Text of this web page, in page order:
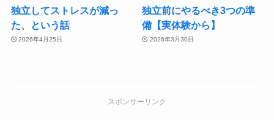
独立してストレスが減っ
た、という話
2026年4月25日
独立前にやるべき3つの準
備【実体験から】
2026年3月30日
スポンサーリンク